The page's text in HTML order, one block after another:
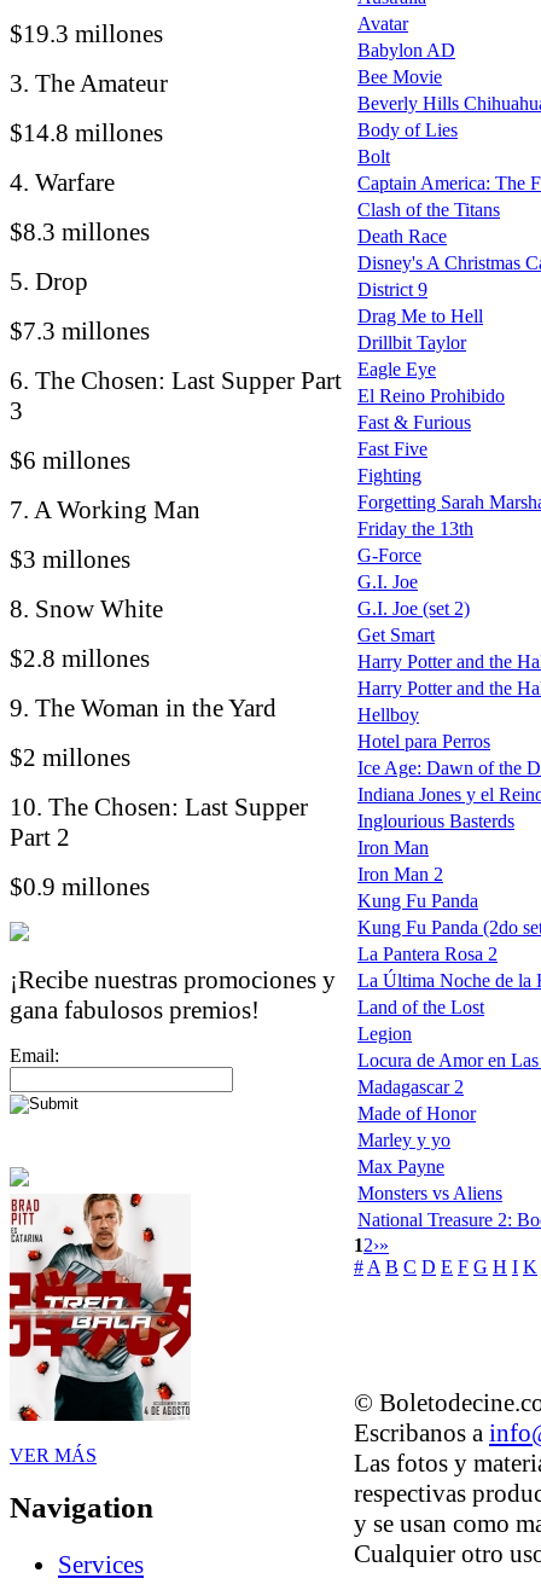
$19.3 millones
3. The Amateur
$14.8 millones
4. Warfare
$8.3 millones
5. Drop
$7.3 millones
6. The Chosen: Last Supper Part
3
$6 millones
7. A Working Man
$3 millones
8. Snow White
$2.8 millones
9. The Woman in the Yard
$2 millones
10. The Chosen: Last Supper
Part 2
$0.9 millones
¡Recibe nuestras promociones y
gana fabulosos premios!
Email:
VER MÁS
Navigation
Services
Avatar
Babylon AD
Bee Movie
Beverly Hills
Body of Lies
Bolt
Captain America: The
Clash of the Titans
Death Race
Disney's A Christmas
District 9
Drag Me to Hell
Drillbit Taylor
Eagle Eye
El Reino Prohibido
Fast & Furious
Fast Five
Fighting
Forgetting Sarah
Friday the 13th
G-Force
G.I. Joe
G.I. Joe (set 2)
Get Smart
Harry Potter and the
Harry Potter and the
Hellboy
Hotel para Perros
Ice Age: Dawn of the
Indiana Jones y el
Inglourious Basterds
Iron Man
Iron Man 2
Kung Fu Panda
Kung Fu Panda (2do
La Pantera Rosa 2
La Última Noche de la
Land of the Lost
Legion
Locura de Amor en Las
Madagascar 2
Made of Honor
Marley y yo
Max Payne
Monsters vs Aliens
National Treasure 2:
12›»
# A B C D E F G H I K
©
Escribanos a
Las fotos y
respectivas
y se usan como
Cualquier otro